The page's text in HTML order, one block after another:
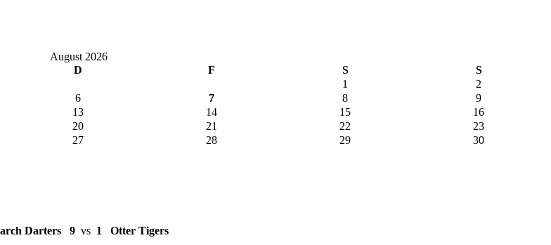
August 2026
D F S S
1
2
6 7 8
9
13 14 15
16
20 21 22
23
27 28 29
30
Darters 9 vs 1 Otter Tigers